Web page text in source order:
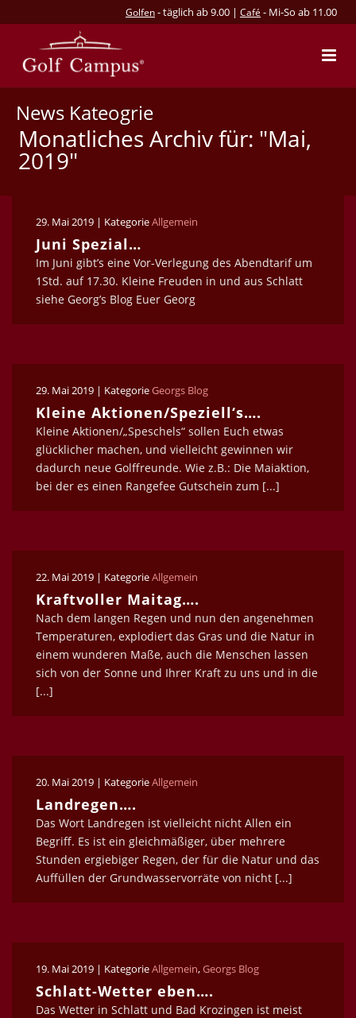
Golfen- täglich ab 9.00 | Café - Mi-So ab 11.00
News Kateogrie
Monatliches Archiv für: "Mai,
2019"
29. Mai 2019 | KategorieAllgemein
Juni Spezial…
Im Juni gibt’s eine Vor-Verlegung des Abendtarif um
1Std. auf 17.30. Kleine Freuden in und aus Schlatt
siehe Georg’s Blog Euer Georg
29. Mai 2019 | KategorieGeorgs Blog
Kleine Aktionen/Speziell‘s….
Kleine Aktionen/„Speschels“ sollen Euch etwas
glücklicher machen, und vielleicht gewinnen wir
dadurch neue Golffreunde. Wie z.B.: Die Maiaktion,
bei der es einen Rangefee Gutschein zum [...]
22. Mai 2019 | KategorieAllgemein
Kraftvoller Maitag….
Nach dem langen Regen und nun den angenehmen
Temperaturen, explodiert das Gras und die Natur in
einem wunderen Maße, auch die Menschen lassen
sich von der Sonne und Ihrer Kraft zu uns und in die
[...]
20. Mai 2019 | KategorieAllgemein
Landregen….
Das Wort Landregen ist vielleicht nicht Allen ein
Begriff. Es ist ein gleichmäßiger, über mehrere
Stunden ergiebiger Regen, der für die Natur und das
Auffüllen der Grundwasservorräte von nicht [...]
19. Mai 2019 | KategorieAllgemein,Georgs Blog
Schlatt-Wetter eben….
Das Wetter in Schlatt und Bad Krozingen ist meist